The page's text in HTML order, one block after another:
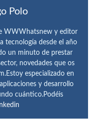
Polo
WWWhatsnew y editor
tecnología desde el año
un minuto de prestar
novedades que os
especializado en
y desarrollo
cuántico.Podéis